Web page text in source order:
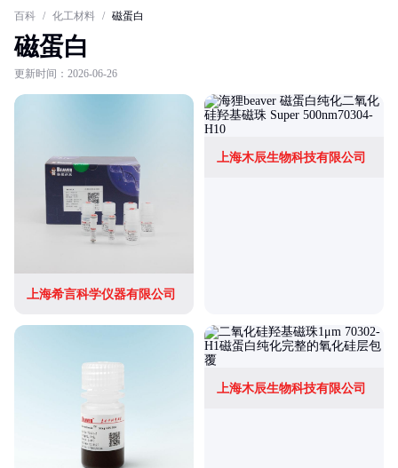
百科 / 化工材料 / 磁蛋白
磁蛋白
更新时间：2026-06-26
上海希言科学仪器有限公司
上海木辰生物科技有限公司
上海木辰生物科技有限公司